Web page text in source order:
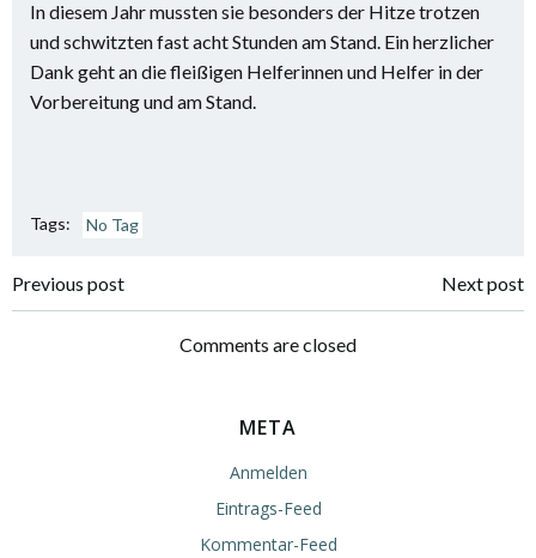
In diesem Jahr mussten sie besonders der Hitze trotzen
und schwitzten fast acht Stunden am Stand. Ein herzlicher
Dank geht an die fleißigen Helferinnen und Helfer in der
Vorbereitung und am Stand.
Tags: No Tag
Post
navigation
Previous post
navigation
Next post
Comments are closed
META
Anmelden
Eintrags-Feed
Kommentar-Feed